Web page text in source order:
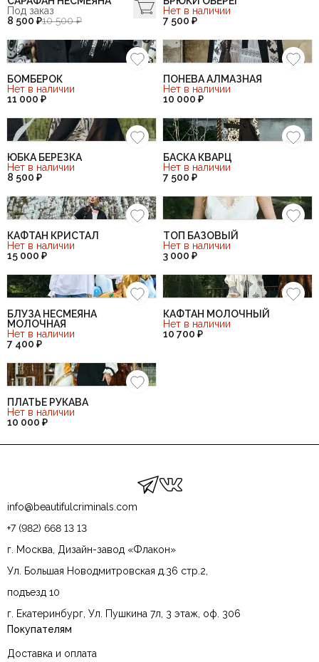
Под заказ
8 500 ₽10 500 ₽
Нет в наличии
7 500 ₽
БОМБЕРОК
Нет в наличии
11 000 ₽
ПОНЕВА АЛМАЗНАЯ
Нет в наличии
10 000 ₽
ЮБКА БЕРЕЗКА
Нет в наличии
8 500 ₽
БАСКА КВАРЦ
Нет в наличии
7 500 ₽
КАФТАН КРИСТАЛ
Нет в наличии
15 000 ₽
ТОП БАЗОВЫЙ
Нет в наличии
3 000 ₽
БЛУЗА НЕСМЕЯНА
МОЛОЧНАЯ
Нет в наличии
7 400 ₽
КАФТАН МОЛОЧНЫЙ
Нет в наличии
10 700 ₽
ПЛАТЬЕ РУКАВА
Нет в наличии
10 000 ₽
info@beautifulcriminals.com
+7 (982) 668 13 13
г. Москва, Дизайн-завод «Флакон»
Ул. Большая Новодмитровская д.36 стр.2,
подъезд 10
г. Екатеринбург, Ул. Пушкина 7л, 3 этаж, оф. 306
Покупателям
Доставка и оплата